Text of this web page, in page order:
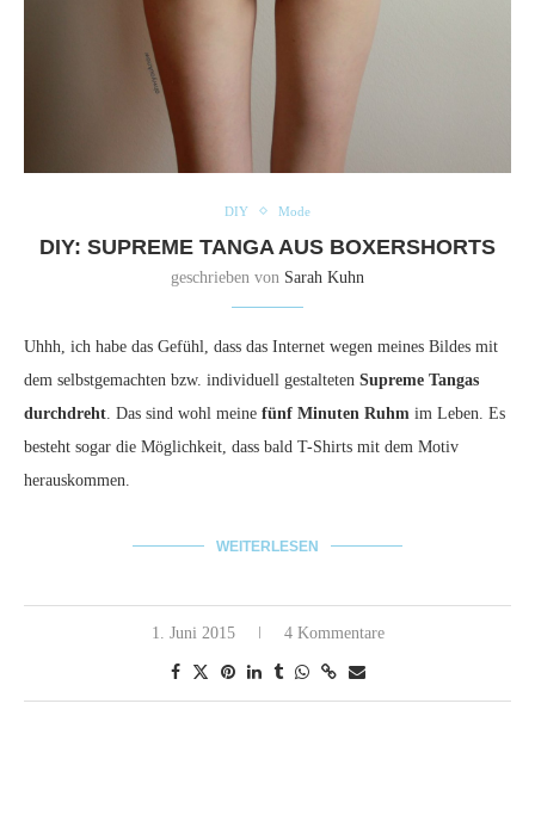
DIY Mode
DIY: SUPREME TANGA AUS BOXERSHORTS
geschrieben von Sarah Kuhn
Uhhh, ich habe das Gefühl, dass das Internet wegen meines Bildes mit
dem selbstgemachten bzw. individuell gestalteten Supreme Tangas
durchdreht . Das sind wohl meine fünf Minuten Ruhm im Leben. Es
besteht sogar die Möglichkeit, dass bald T-Shirts mit dem Motiv
herauskommen.
WEITERLESEN
1. Juni 2015 4 Kommentare